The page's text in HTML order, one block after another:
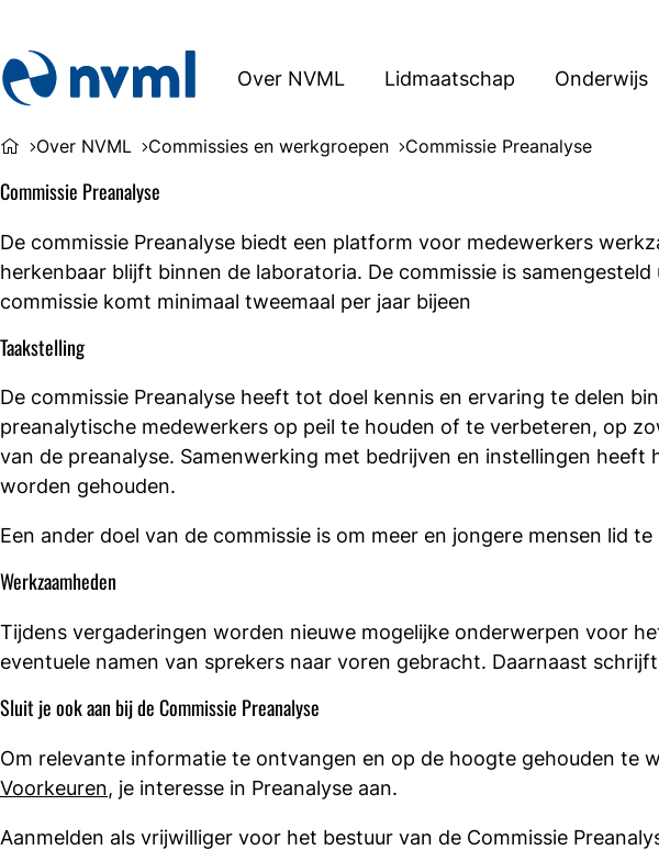
Over NVML Lidmaatschap Onderwijs
Over NVML Commissies en werkgroepen Commissie Preanalyse
Commissie Preanalyse
De commissie Preanalyse biedt een platform voor medewerkers
herkenbaar blijft binnen de laboratoria. De commissie is
commissie komt minimaal tweemaal per jaar bijeen
Taakstelling
De commissie Preanalyse heeft tot doel kennis en ervaring te delen
preanalytische medewerkers op peil te houden of te verbeteren, op
van de preanalyse. Samenwerking met bedrijven en instellingen
worden gehouden.
Een ander doel van de commissie is om meer en jongere mensen lid
Werkzaamheden
Tijdens vergaderingen worden nieuwe mogelijke onderwerpen voor
eventuele namen van sprekers naar voren gebracht. Daarnaast
Sluit je ook aan bij de Commissie Preanalyse
Om relevante informatie te ontvangen en op de hoogte gehouden te
Voorkeuren, je interesse in Preanalyse aan.
Aanmelden als vrijwilliger voor het bestuur van de Commissie